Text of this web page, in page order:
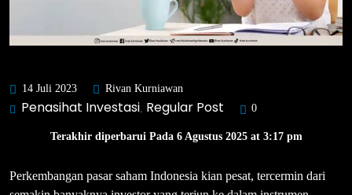
14 Juli 2023 Rivan Kurniawan
Penasihat Investasi, Regular Post 0
Terakhir diperbarui Pada 6 Agustus 2025 at 3:17 pm
Perkembangan pasar saham Indonesia kian pesat, tercermin dari